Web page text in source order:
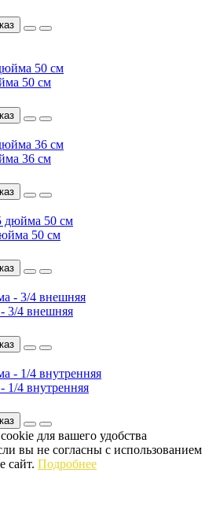
50 см
36 см
50 см
3/4 внешняя
1/4 внутренняя
для вашего удобства
вы не согласны с использованием
сайт. Подробнее